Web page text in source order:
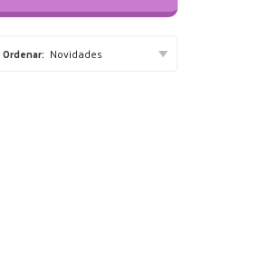
Ordenar: Novidades